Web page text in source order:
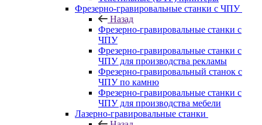
Фрезерно-гравировальные станки с ЧПУ
Назад
Фрезерно-гравировальные станки с
ЧПУ
Фрезерно-гравировальные станки с
ЧПУ для производства рекламы
Фрезерно-гравировальный станок с
ЧПУ по камню
Фрезерно-гравировальные станки с
ЧПУ для производства мебели
Лазерно-гравировальные станки